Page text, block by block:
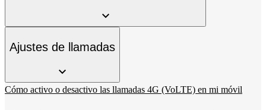
Ajustes de llamadas
Cómo activo o desactivo las llamadas 4G (VoLTE) en mi móvil